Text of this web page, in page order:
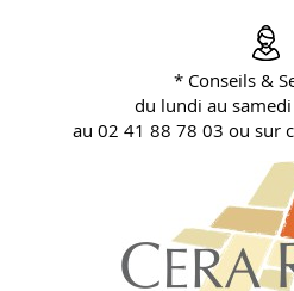
* Conseils &
du lundi au
au 02 41 88 78 03 ou sur